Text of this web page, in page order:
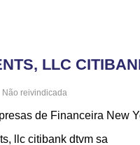
LLC
Não reivindicada
de Financeira New
llc citibank dtvm sa